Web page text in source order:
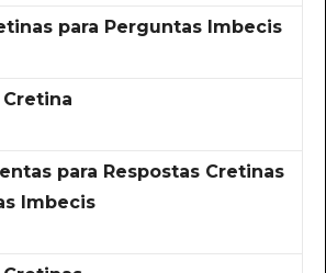
para Perguntas Imbecis
para Respostas Cretinas
Imbecis